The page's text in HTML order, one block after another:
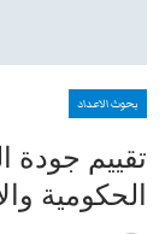
بحوث الاعداد
تقييم جودة
الحكومية